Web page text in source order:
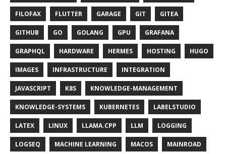
FILOFAX FLUTTER GARAGE GIT GITEA
GITHUB GO GOLANG GPU GRAFANA
GRAPHQL HARDWARE HERMES HOSTING HUGO
IMAGES INFRASTRUCTURE INTEGRATION
JAVASCRIPT K8S KNOWLEDGE-MANAGEMENT
KNOWLEDGE-SYSTEMS KUBERNETES LABELSTUDIO
LATEX LINUX LLAMA.CPP LLM LOGGING
LOGSEQ MACHINE LEARNING MACOS MAINROAD